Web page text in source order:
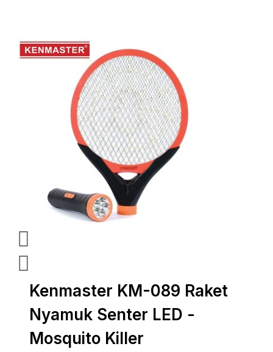
Kenmaster KM-089 Raket
Nyamuk Senter LED -
Mosquito Killer